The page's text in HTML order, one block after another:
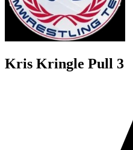
Kris Kringle Pull 3